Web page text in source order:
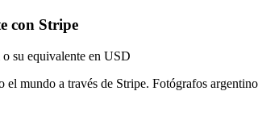
con Stripe
su equivalente en USD
el mundo a través de Stripe. Fotógrafos